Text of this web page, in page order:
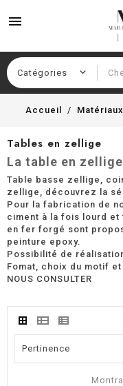
menu
Accueil Matériaux
Tables en zellige
La table en
Table basse zellige,
zellige, découvrez la
Pour la fabrication de
ciment à la fois lourd
en fer forgé sont
peinture epoxy.
Possibilité de
Fomat, choix du motif
NOUS CONSULTER
Pertinence